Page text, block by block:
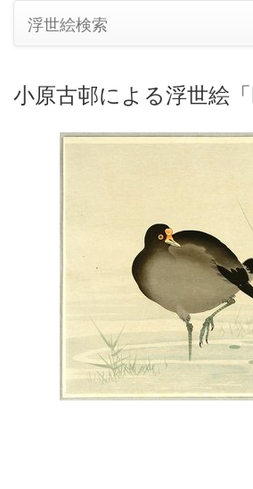
浮世絵検索
小原古邨による浮世絵「